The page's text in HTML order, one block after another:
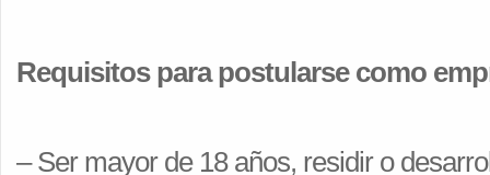
Requisitos para postularse como
– Ser mayor de 18 años, residir o